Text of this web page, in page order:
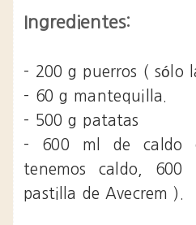
Ingredientes:
- 200 g puerros ( sólo
- 60 g mantequilla.
- 500 g patatas
- 600 ml de caldo
tenemos caldo,
pastilla de Avecrem ).